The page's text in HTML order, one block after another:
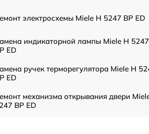
электросхемы Miele H 5247 BP ED
индикаторной лампы Miele H 5247
ED
ручек терморегулятора Miele H
ED
механизма открывания двери
BP ED